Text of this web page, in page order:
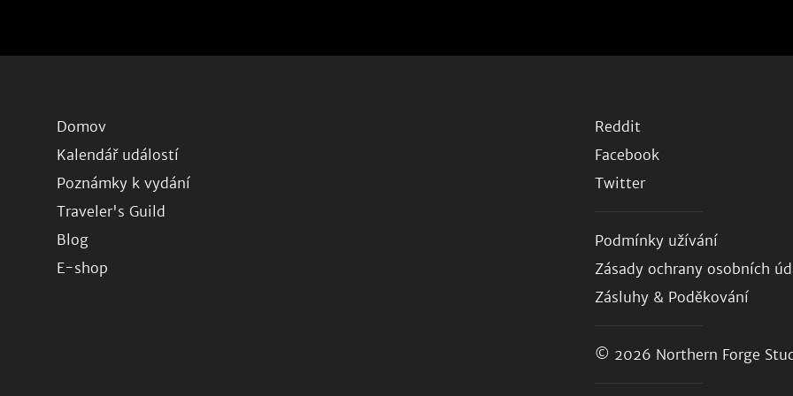
Domov
Kalendář událostí
Poznámky k vydání
Traveler's Guild
Blog
E-shop
Reddit
Facebook
Twitter
Podmínky užívání
Zásady ochrany osobních
Zásluhy & Poděkování
© 2026 Northern Forge